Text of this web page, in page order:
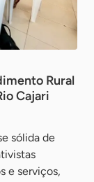
Rural
Cajari
sólida de
e serviços,